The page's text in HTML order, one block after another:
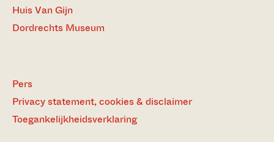
Huis Van Gijn
Dordrechts Museum
Pers
Privacy statement, cookies & disclaimer
Toegankelijkheidsverklaring